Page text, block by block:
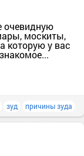
очевидную
москиты,
которую у вас
зуд причины зуда